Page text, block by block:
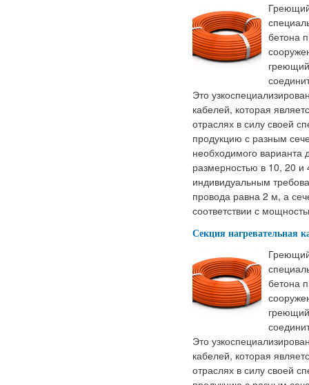
бетона
Это
кабелей, которая
отраслях в силу своей
продукцию с разным
необходимого варианта
размерностью в 10, 20 и
индивидуальным
провода равна 2 м, а
соответствии с
Секция нагревательная
бетона
Это
кабелей, которая
отраслях в силу своей